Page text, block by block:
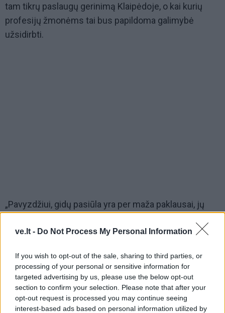
ve.lt - Do Not Process My Personal Information
If you wish to opt-out of the sale, sharing to third parties, or
processing of your personal or sensitive information for
targeted advertising by us, please use the below opt-out
section to confirm your selection. Please note that after your
opt-out request is processed you may continue seeing
interest-based ads based on personal information utilized by
tam tikrų paslaugų gerinimą Klaipėdoje, o kai kurių
profesijų žmonėms tai bus papildoma galimybė
užsidirbti.
„Pavyzdžiui, gidų pasiūla yra per maža paklausai, jų
ir Vilniaus.
Kita vertus, tai yra galimybė vietiniams žmonėms -
žinant, kad Klaipėdoje kruizinė laivyba plečiasi, jie gali
vasaromis papildomai užsidirbti, tik reikėtų jiems
pasimokyti gidų kursų“, - kalbėjo įmonės vadovas.